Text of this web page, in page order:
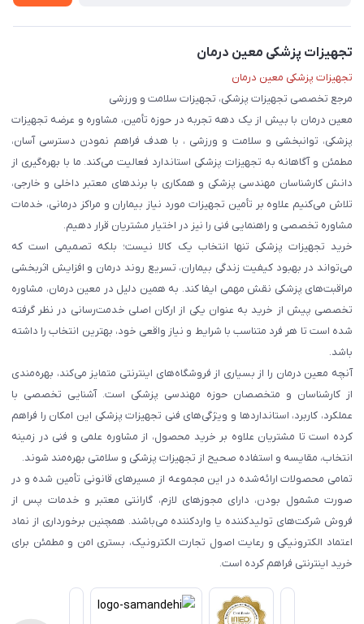
تجهیزات پزشکی معین درمان
تجهیزات پزشکی معین درمان
مرجع تخصصی تجهیزات پزشکی، تجهیزات سلامت و ورزشی
معین درمان با بیش از یک دهه تجربه در حوزه تأمین، مشاوره و عرضه تجهیزات
پزشکی، توانبخشی و سلامت و ورزشی ، با هدف فراهم نمودن دسترسی آسان،
مطمئن و آگاهانه به تجهیزات پزشکی استاندارد فعالیت می‌کند. ما با بهره‌گیری از
دانش کارشناسان مهندسی پزشکی و همکاری با برندهای معتبر داخلی و خارجی،
تلاش می‌کنیم علاوه بر تأمین تجهیزات مورد نیاز بیماران و مراکز درمانی، خدمات
مشاوره تخصصی و راهنمایی فنی را نیز در اختیار مشتریان قرار دهیم.
خرید تجهیزات پزشکی تنها انتخاب یک کالا نیست؛ بلکه تصمیمی است که
می‌تواند در بهبود کیفیت زندگی بیماران، تسریع روند درمان و افزایش اثربخشی
مراقبت‌های پزشکی نقش مهمی ایفا کند. به همین دلیل در معین درمان، مشاوره
تخصصی پیش از خرید به عنوان یکی از ارکان اصلی خدمت‌رسانی در نظر گرفته
شده است تا هر فرد متناسب با شرایط و نیاز واقعی خود، بهترین انتخاب را داشته
باشد.
آنچه معین درمان را از بسیاری از فروشگاه‌های اینترنتی متمایز می‌کند، بهره‌مندی
از کارشناسان و متخصصان حوزه مهندسی پزشکی است. آشنایی تخصصی با
عملکرد، کاربرد، استانداردها و ویژگی‌های فنی تجهیزات پزشکی این امکان را فراهم
کرده است تا مشتریان علاوه بر خرید محصول، از مشاوره علمی و فنی در زمینه
انتخاب، مقایسه و استفاده صحیح از تجهیزات پزشکی و سلامتی بهره‌مند شوند.
تمامی محصولات ارائه‌شده در این مجموعه از مسیرهای قانونی تأمین شده و در
صورت مشمول بودن، دارای مجوزهای لازم، گارانتی معتبر و خدمات پس از
فروش شرکت‌های تولیدکننده یا واردکننده می‌باشند. همچنین برخورداری از نماد
اعتماد الکترونیکی و رعایت اصول تجارت الکترونیک، بستری امن و مطمئن برای
خرید اینترنتی فراهم کرده است.